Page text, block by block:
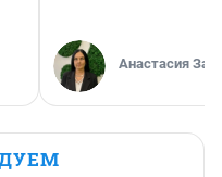
Анастасия